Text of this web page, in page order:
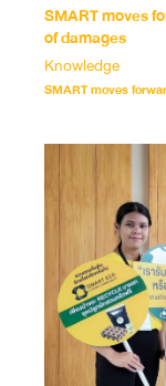
SMART moves
of damages
Knowledge
SMART moves